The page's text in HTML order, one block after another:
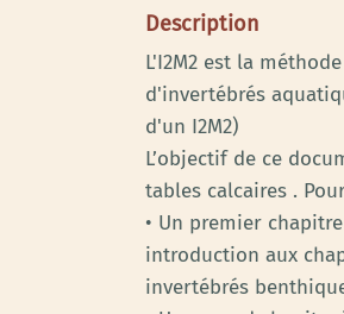
Description
L'I2M2 est la
d'invertébrés
d'un I2M2)
L’objectif de ce
tables calcaires .
• Un premier
introduction aux
invertébrés